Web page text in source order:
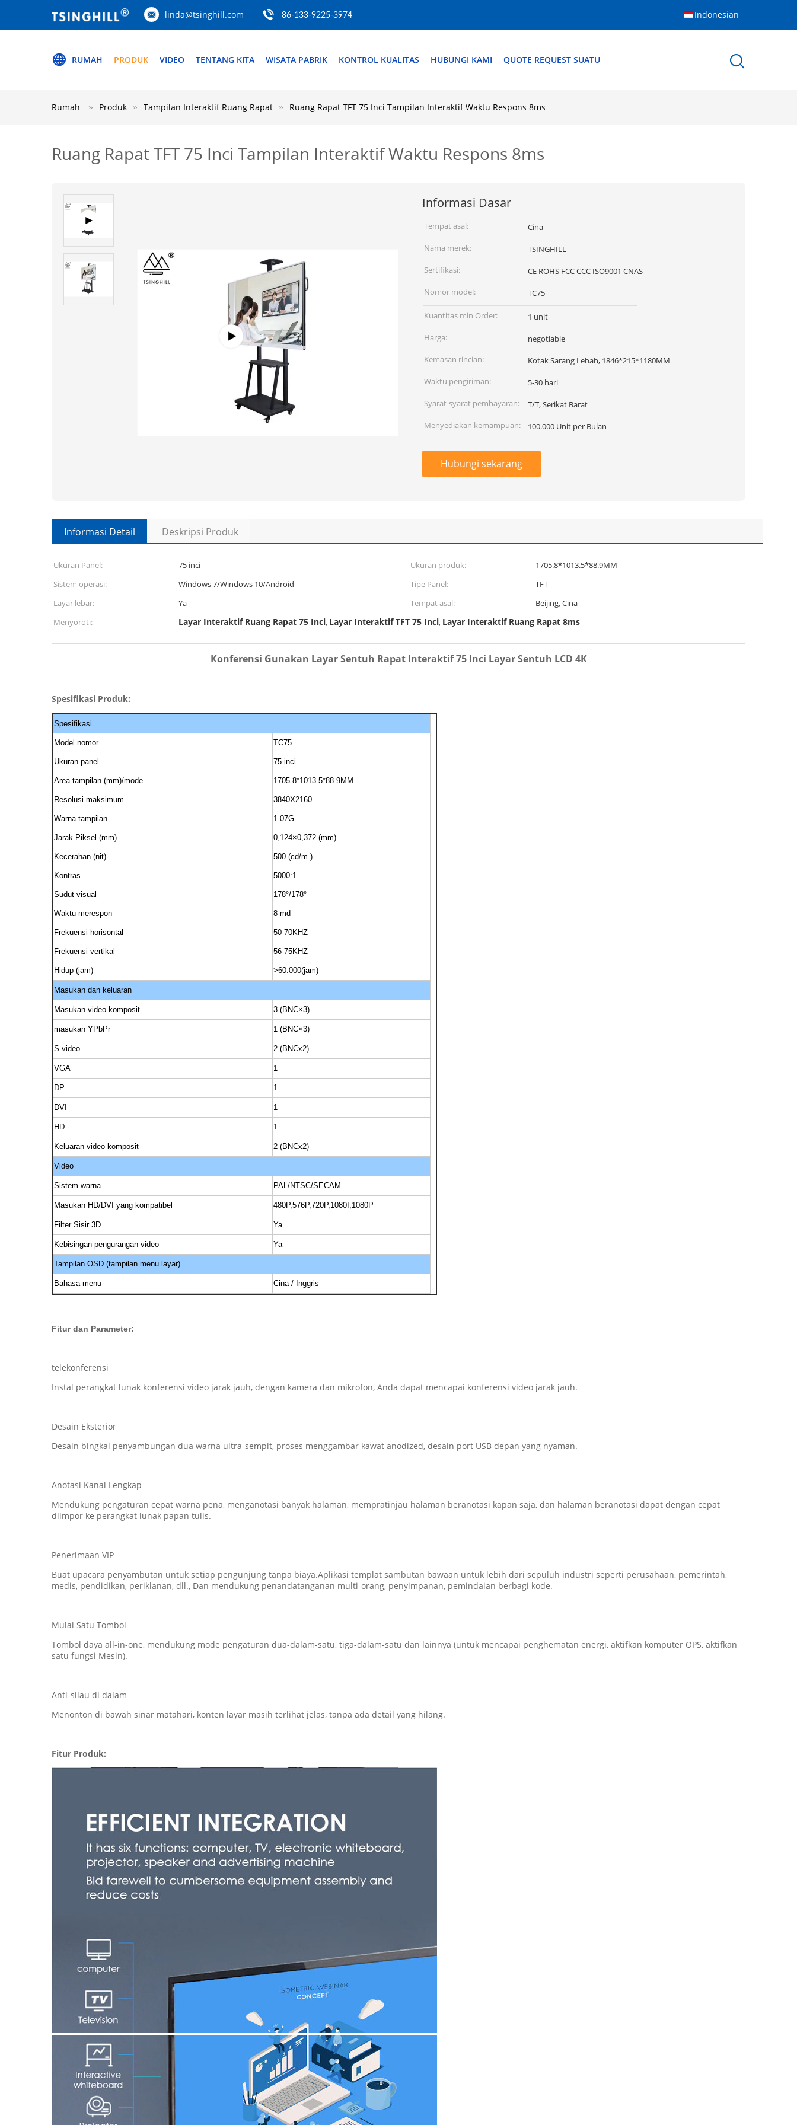
linda@tsinghill.com 86-133-9225-3974 Indonesian
RUMAH PRODUK VIDEO TENTANG KITA WISATA PABRIK KONTROL KUALITAS HUBUNGI KAMI QUOTE REQUEST SUATU
Rumah Produk Tampilan Interaktif Ruang Rapat Ruang Rapat TFT 75 Inci Tampilan Interaktif Waktu Respons 8ms
Ruang Rapat TFT 75 Inci Tampilan Interaktif Waktu Respons 8ms
Informasi Dasar
Tempat asal:
Cina
Nama merek:
TSINGHILL
Sertifikasi:
CE ROHS FCC CCC ISO9001 CNAS
Nomor model:
TC75
Kuantitas min Order:
1 unit
Harga:
negotiable
Kemasan rincian:
Kotak Sarang Lebah, 1846*215*1180MM
Waktu pengiriman:
5-30 hari
Syarat-syarat pembayaran:
T/T, Serikat Barat
Menyediakan kemampuan:
100.000 Unit per Bulan
Hubungi sekarang
Informasi Detail Deskripsi Produk
Ukuran Panel: 75 inci Ukuran produk:
1705.8*1013.5*88.9MM
Sistem operasi:
Windows 7/Windows 10/Android Tipe Panel:
TFT
Layar lebar:
Ya Tempat asal:
Beijing, Cina
Menyoroti:
Layar Interaktif Ruang Rapat 75 Inci, Layar Interaktif TFT 75 Inci, Layar Interaktif Ruang Rapat 8ms
Konferensi Gunakan Layar Sentuh Rapat Interaktif 75 Inci Layar Sentuh LCD 4K
Spesifikasi Produk:
Spesifikasi
Model nomor. TC75
Ukuran panel 75 inci
Area tampilan (mm)/mode 1705.8*1013.5*88.9MM
Resolusi maksimum 3840X2160
Warna tampilan 1.07G
Jarak Piksel (mm) 0,124×0,372 (mm)
Kecerahan (nit) 500 (cd/m )
Kontras 5000:1
Sudut visual 178°/178°
Waktu merespon 8 md
Frekuensi horisontal 50-70KHZ
Frekuensi vertikal 56-75KHZ
Hidup (jam) >60.000(jam)
Masukan dan keluaran
Masukan video komposit 3 (BNC×3)
masukan YPbPr 1 (BNC×3)
S-video 2 (BNCx2)
VGA 1
DP 1
DVI 1
HD 1
Keluaran video komposit 2 (BNCx2)
Video
Sistem warna PAL/NTSC/SECAM
Masukan HD/DVI yang kompatibel 480P,576P,720P,1080I,1080P
Filter Sisir 3D Ya
Kebisingan pengurangan video Ya
Tampilan OSD (tampilan menu layar)
Bahasa menu Cina / Inggris
Fitur dan Parameter:
telekonferensi
Instal perangkat lunak konferensi video jarak jauh, dengan kamera dan mikrofon, Anda dapat mencapai konferensi video jarak jauh.
Desain Eksterior
Desain bingkai penyambungan dua warna ultra-sempit, proses menggambar kawat anodized, desain port USB depan yang nyaman.
Anotasi Kanal Lengkap
Mendukung pengaturan cepat warna pena, menganotasi banyak halaman, mempratinjau halaman beranotasi kapan saja, dan halaman beranotasi dapat dengan cepat
diimpor ke perangkat lunak papan tulis.
Penerimaan VIP
Buat upacara penyambutan untuk setiap pengunjung tanpa biaya.Aplikasi templat sambutan bawaan untuk lebih dari sepuluh industri seperti perusahaan, pemerintah,
medis, pendidikan, periklanan, dll., Dan mendukung penandatanganan multi-orang, penyimpanan, pemindaian berbagi kode.
Mulai Satu Tombol
Tombol daya all-in-one, mendukung mode pengaturan dua-dalam-satu, tiga-dalam-satu dan lainnya (untuk mencapai penghematan energi, aktifkan komputer OPS, aktifkan
satu fungsi Mesin).
Anti-silau di dalam
Menonton di bawah sinar matahari, konten layar masih terlihat jelas, tanpa ada detail yang hilang.
Fitur Produk: